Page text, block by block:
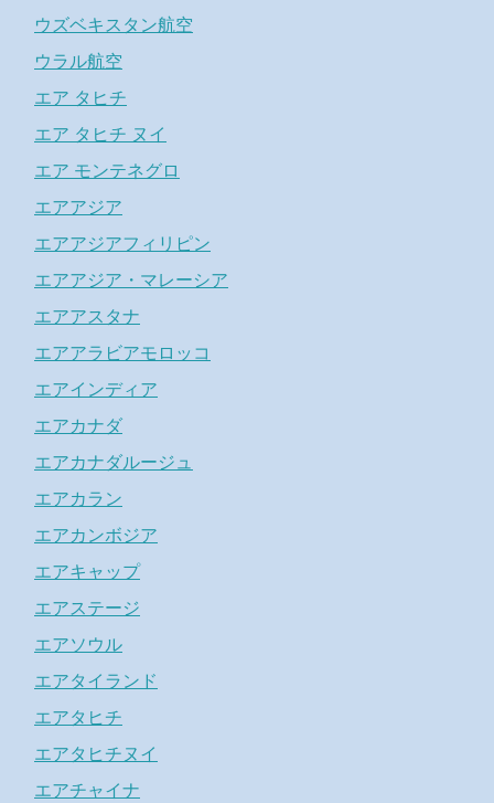
ウズベキスタン航空
ウラル航空
エア タヒチ
エア タヒチ ヌイ
エア モンテネグロ
エアアジア
エアアジアフィリピン
エアアジア・マレーシア
エアアスタナ
エアアラビアモロッコ
エアインディア
エアカナダ
エアカナダルージュ
エアカラン
エアカンボジア
エアキャップ
エアステージ
エアソウル
エアタイランド
エアタヒチ
エアタヒチヌイ
エアチャイナ